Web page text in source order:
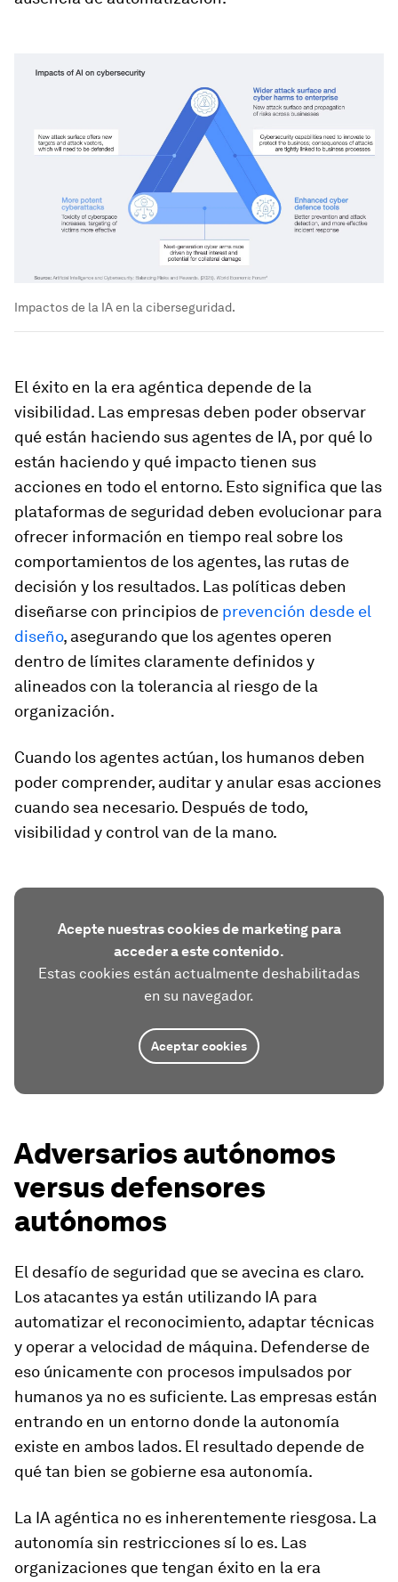
Impactos de la IA en la ciberseguridad.
El éxito en la era agéntica depende de la
visibilidad. Las empresas deben poder observar
qué están haciendo sus agentes de IA, por qué lo
están haciendo y qué impacto tienen sus
acciones en todo el entorno. Esto significa que las
plataformas de seguridad deben evolucionar para
ofrecer información en tiempo real sobre los
comportamientos de los agentes, las rutas de
decisión y los resultados. Las políticas deben
diseñarse con principios de prevención desde el
diseño, asegurando que los agentes operen
dentro de límites claramente definidos y
alineados con la tolerancia al riesgo de la
organización.
Cuando los agentes actúan, los humanos deben
poder comprender, auditar y anular esas acciones
cuando sea necesario. Después de todo,
visibilidad y control van de la mano.
Acepte nuestras cookies de marketing para
acceder a este contenido.
Estas cookies están actualmente deshabilitadas
en su navegador.
Aceptar cookies
Adversarios autónomos
versus defensores
autónomos
El desafío de seguridad que se avecina es claro.
Los atacantes ya están utilizando IA para
automatizar el reconocimiento, adaptar técnicas
y operar a velocidad de máquina. Defenderse de
eso únicamente con procesos impulsados por
humanos ya no es suficiente. Las empresas están
entrando en un entorno donde la autonomía
existe en ambos lados. El resultado depende de
qué tan bien se gobierne esa autonomía.
La IA agéntica no es inherentemente riesgosa. La
autonomía sin restricciones sí lo es. Las
organizaciones que tengan éxito en la era